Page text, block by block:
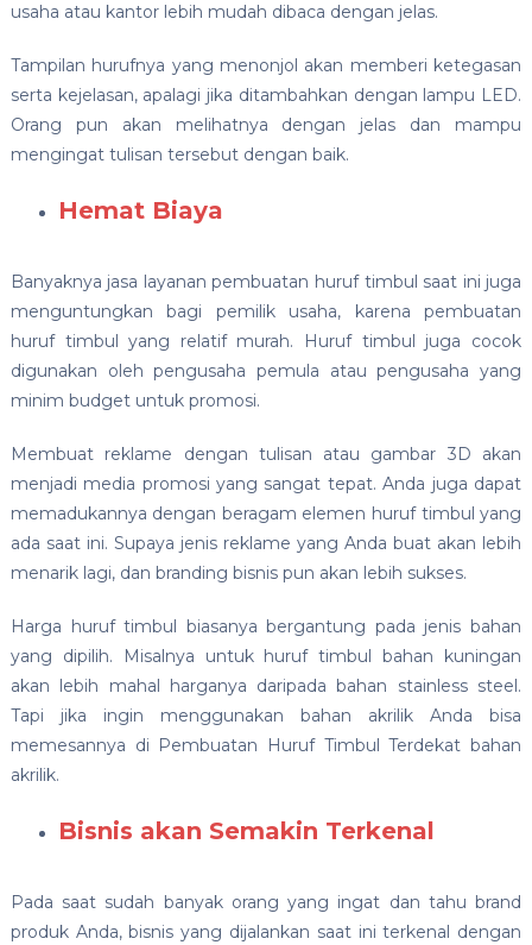
usaha atau kantor lebih mudah dibaca dengan jelas.
Tampilan hurufnya yang menonjol akan memberi ketegasan
serta kejelasan, apalagi jika ditambahkan dengan lampu LED.
Orang pun akan melihatnya dengan jelas dan mampu
mengingat tulisan tersebut dengan baik.
Hemat Biaya
Banyaknya jasa layanan pembuatan huruf timbul saat ini juga
menguntungkan bagi pemilik usaha, karena pembuatan
huruf timbul yang relatif murah. Huruf timbul juga cocok
digunakan oleh pengusaha pemula atau pengusaha yang
minim budget untuk promosi.
Membuat reklame dengan tulisan atau gambar 3D akan
menjadi media promosi yang sangat tepat. Anda juga dapat
memadukannya dengan beragam elemen huruf timbul yang
ada saat ini. Supaya jenis reklame yang Anda buat akan lebih
menarik lagi, dan branding bisnis pun akan lebih sukses.
Harga huruf timbul biasanya bergantung pada jenis bahan
yang dipilih. Misalnya untuk huruf timbul bahan kuningan
akan lebih mahal harganya daripada bahan stainless steel.
Tapi jika ingin menggunakan bahan akrilik Anda bisa
memesannya di Pembuatan Huruf Timbul Terdekat bahan
akrilik.
Bisnis akan Semakin Terkenal
Pada saat sudah banyak orang yang ingat dan tahu brand
produk Anda, bisnis yang dijalankan saat ini terkenal dengan